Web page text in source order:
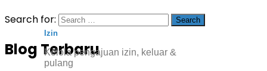
Izin
Kelola pengajuan izin, keluar &
pulang
Search for:
Blog Terbaru